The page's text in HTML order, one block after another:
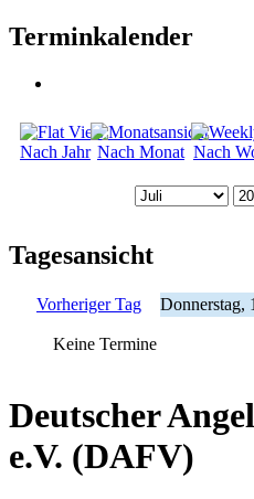
Terminkalender
Nach Jahr Nach Monat Nach
Tagesansicht
Vorheriger Tag Donnerstag,
Keine Termine
Deutscher
e.V. (DAFV)